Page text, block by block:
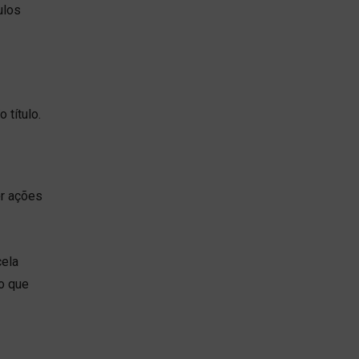
título.
ações
que